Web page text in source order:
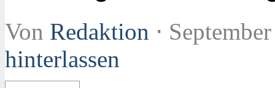
Von Redaktion ⋅
hinterlassen